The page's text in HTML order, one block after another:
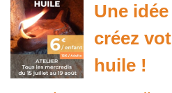
Une
créez
huile !